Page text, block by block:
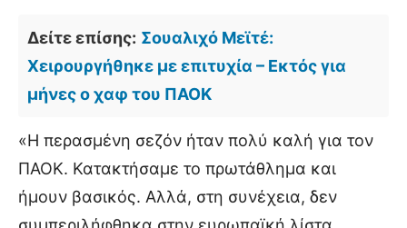
Δείτε επίσης: Σουαλιχό Μεϊτέ:
Χειρουργήθηκε με επιτυχία – Εκτός για
μήνες ο χαφ του ΠΑΟΚ
«Η περασμένη σεζόν ήταν πολύ καλή για τον
ΠΑΟΚ. Κατακτήσαμε το πρωτάθλημα και
ήμουν βασικός. Αλλά, στη συνέχεια, δεν